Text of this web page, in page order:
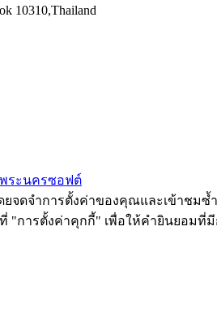
10310,Thailand
พระนครซอฟต์
ยจดจำการตั้งค่าของคุณและเข้าชมซ้ำ
"การตั้งค่าคุกกี้" เพื่อให้คำยินยอมที่